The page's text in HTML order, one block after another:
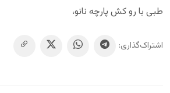
طبی با رو کش پارچه نانو،
اشتراک‌گذاری: